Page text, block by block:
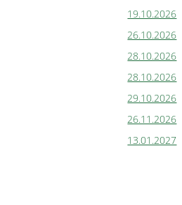
19.10.2026
26.10.2026
28.10.2026
28.10.2026
29.10.2026
26.11.2026
13.01.2027